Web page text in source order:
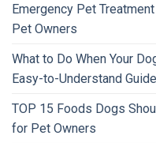
Emergency Pet
Pet Owners
What to Do When Your
Easy-to-Understand
TOP 15 Foods Dogs
for Pet Owners